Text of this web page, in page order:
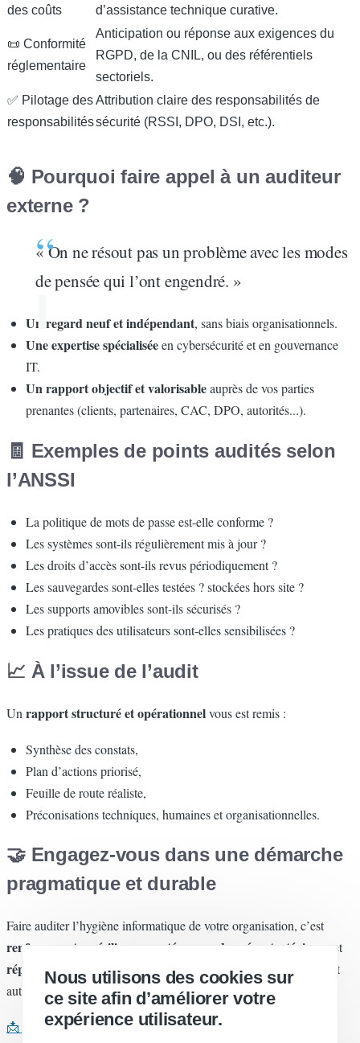
des coûts
d’assistance technique curative.
📜 Conformité
réglementaire
Anticipation ou réponse aux exigences du
RGPD, de la CNIL, ou des référentiels
sectoriels.
✅ Pilotage des
responsabilités
Attribution claire des responsabilités de
sécurité (RSSI, DPO, DSI, etc.).
🧠 Pourquoi faire appel à un auditeur
externe ?
« On ne résout pas un problème avec les modes
de pensée qui l’ont engendré. »
Un regard neuf et indépendant, sans biais organisationnels.
Une expertise spécialiséeen cybersécurité et en gouvernance
IT.
Un rapport objectif et valorisableauprès de vos parties
prenantes (clients, partenaires, CAC, DPO, autorités...).
🧾 Exemples de points audités selon
l’ANSSI
La politique de mots de passe est-elle conforme ?
Les systèmes sont-ils régulièrement mis à jour ?
Les droits d’accès sont-ils revus périodiquement ?
Les sauvegardes sont-elles testées ? stockées hors site ?
Les supports amovibles sont-ils sécurisés ?
Les pratiques des utilisateurs sont-elles sensibilisées ?
📈 À l’issue de l’audit
Un rapport structuré et opérationnelvous est remis :
Synthèse des constats,
Plan d’actions priorisé,
Feuille de route réaliste,
Préconisations techniques, humaines et organisationnelles.
🤝 Engagez-vous dans une démarche
pragmatique et durable
Faire auditer l’hygiène informatique de votre organisation, c’est
renforcer votre résilience protéger vos données stratégiques et
répondre aux exigences croissantes
de vos clients, partenaires et
autorités.
📩 Contactez-nous pour un pré-diagnostic gratuit
Nous utilisons des cookies sur
ce site afin d’améliorer votre
expérience utilisateur.